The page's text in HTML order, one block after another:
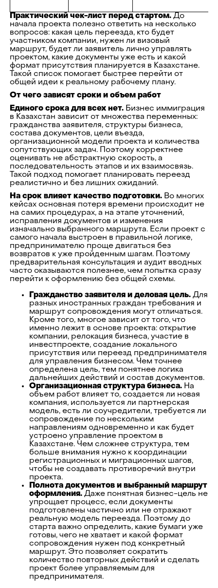
Практический чек-лист перед стартом. До
начала проекта полезно ответить на несколько
вопросов: какая цель переезда, кто будет
участником компании, нужен ли визовый
маршрут, будет ли заявитель лично управлять
проектом, какие документы уже есть и какой
формат присутствия планируется в Казахстане.
Такой список помогает быстрее перейти от
общей идеи к реальному рабочему плану.
От чего зависят сроки и объем работ
Единого срока для всех нет. Бизнес иммиграция
в Казахстан зависит от множества переменных:
гражданства заявителя, структуры бизнеса,
состава документов, цели въезда,
организационной модели проекта и количества
сопутствующих задач. Поэтому корректнее
оценивать не абстрактную скорость, а
последовательность этапов и их взаимосвязь.
Такой подход помогает планировать переезд
реалистично и без лишних ожиданий.
На срок влияет качество подготовки. Во многих
кейсах основная потеря времени происходит не
на самих процедурах, а на этапе уточнений,
исправления документов и изменения
изначально выбранного маршрута. Если проект с
самого начала выстроен в правильной логике,
предпринимателю проще двигаться без
возвратов к уже пройденным шагам. Поэтому
предварительная консультация и аудит вводных
часто оказываются полезнее, чем попытка сразу
перейти к оформлению без общей схемы.
Гражданство заявителя и деловая цель. Для
разных иностранных граждан требования и
маршрут сопровождения могут отличаться.
Кроме того, многое зависит от того, что
именно лежит в основе проекта: открытие
компании, релокация бизнеса, участие в
инвестпроекте, создание локального
присутствия или переезд предпринимателя
для управления бизнесом. Чем точнее
определена цель, тем понятнее логика
дальнейших действий и состав документов.
Организационная структура бизнеса. На
объем работ влияет то, создается ли новая
компания, используется ли партнерская
модель, есть ли соучредители, требуется ли
сопровождение по нескольким
направлениям одновременно и как будет
устроено управление проектом в
Казахстане. Чем сложнее структура, тем
больше внимания нужно к координации
регистрационных и миграционных шагов,
чтобы не создавать противоречий внутри
проекта.
Полнота документов и выбранный маршрут
оформления. Даже понятная бизнес-цель не
упрощает процесс, если документы
подготовлены частично или не отражают
реальную модель переезда. Поэтому до
старта важно определить, какие бумаги уже
готовы, чего не хватает и какой формат
сопровождения нужен под конкретный
маршрут. Это позволяет сократить
количество повторных действий и сделать
проект более управляемым для
предпринимателя.